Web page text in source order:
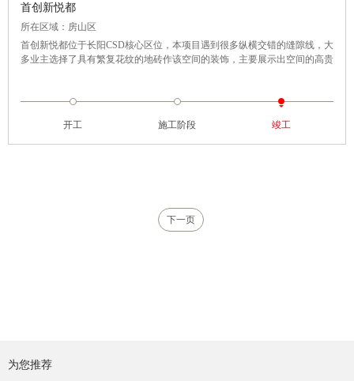
首创新悦都
所在区域：房山区
首创新悦都位于长阳CSD核心区位，本项目遇到很多纵横交错的缝隙线，大
多业主选择了具有繁复花纹的地砖作该空间的装饰，主要展示出空间的高贵
先对全部缝隙进行清理，清除勾缝中的石子等杂物，然后根据勾缝走向将瓷
开工 施工阶段 竣工
下一页
为您推荐